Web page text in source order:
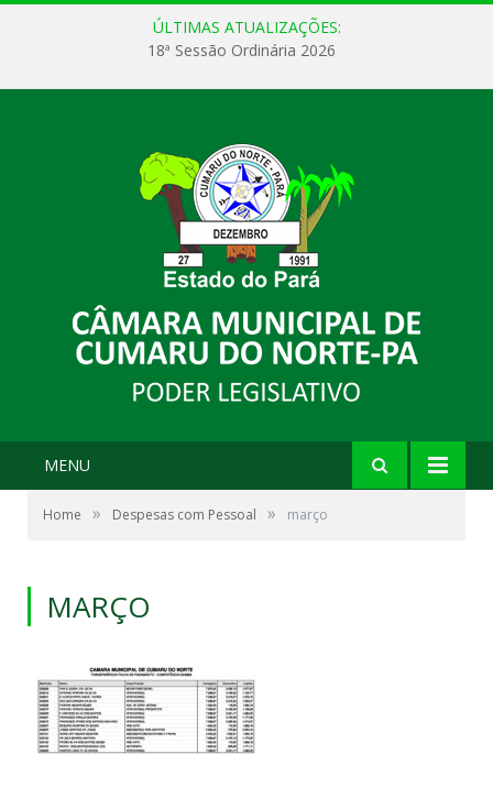
ÚLTIMAS ATUALIZAÇÕES:
18ª Sessão Ordinária 2026
MENU
Home » Despesas com Pessoal » março
MARÇO